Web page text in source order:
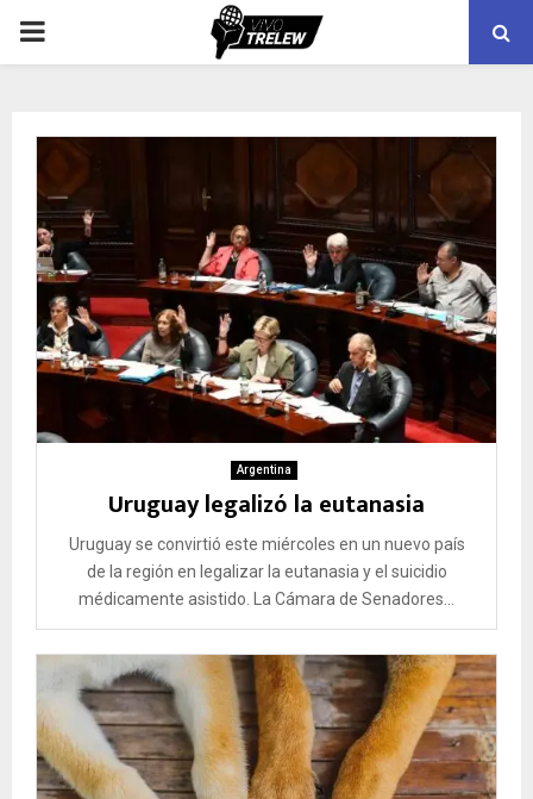
PRIMARY
Argentina
Uruguay legalizó la eutanasia
Uruguay se convirtió este miércoles en un nuevo país
de la región en legalizar la eutanasia y el suicidio
médicamente asistido. La Cámara de Senadores...